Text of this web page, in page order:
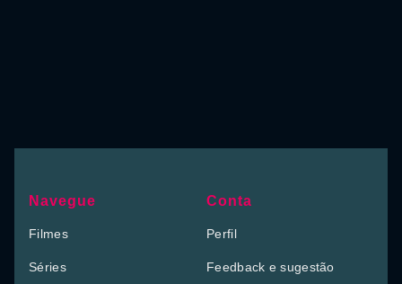
Navegue
Filmes
Séries
Conta
Perfil
Feedback e sugestão